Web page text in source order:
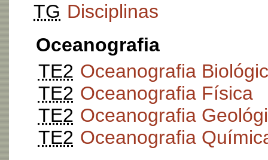
TG Disciplinas
Oceanografia
TE2 Oceanografia
TE2 Oceanografia Física
TE2 Oceanografia
TE2 Oceanografia